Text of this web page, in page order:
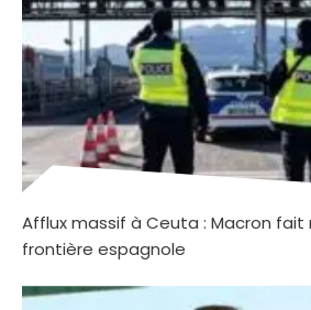
Afflux massif à Ceuta : Macron fait
frontière espagnole